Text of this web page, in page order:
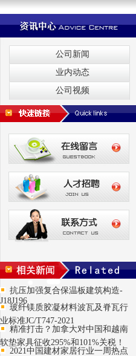
公司新闻
业内动态
公司视频
抗压加强复合保温板建筑构造-
J18J196
玻纤镁质胶凝材料波瓦及脊瓦行
业标准JC/T747-2021
精准打击？加拿大对中国和越南
软垫家具征收295%和101%关税！
2021中国建材家居行业一周热点